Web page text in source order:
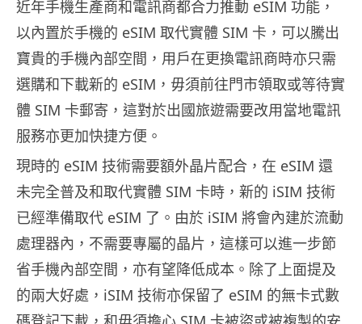
近年手機生產商和電訊商都合力推動 eSIM 功能，
以內置於手機的 eSIM 取代實體 SIM 卡，可以騰出
寶貴的手機內部空間，用戶在更換電訊商時亦只需
選購和下載新的 eSIM，毋須前往門市領取或等待實
體 SIM 卡郵寄，這對於出國旅遊需要改用當地電訊
服務亦更加快捷方便。
現時的 eSIM 技術需要額外晶片配合，在 eSIM 還
未完全普及和取代實體 SIM 卡時，新的 iSIM 技術
已經準備取代 eSIM 了。由於 iSIM 將會內建於流動
處理器內，不需要專屬的晶片，這樣可以進一步節
省手機內部空間，亦有望降低成本。除了上面提及
的兩大好處，iSIM 技術亦保留了 eSIM 的無卡式數